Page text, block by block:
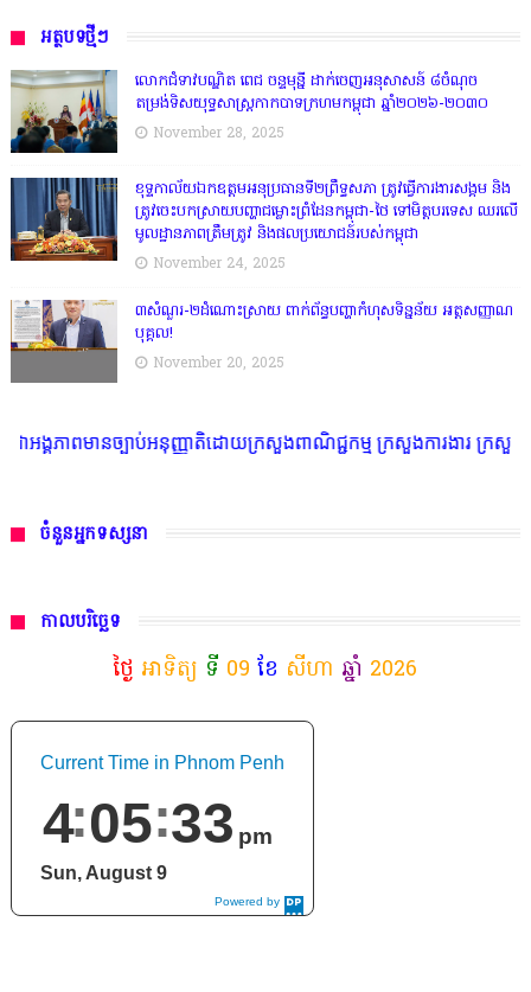
អត្ថបទថ្មីៗ
លោកជំទាវបណ្ឌិត ពេជ ចន្ទមុន្នី ដាក់ចេញអនុសាសន៍ ៨ចំណុច
តម្រង់ទិសយុទ្ធសាស្ត្រកាកបាទក្រហមកម្ពុជា ឆ្នាំ២០២៦-២០៣០
November 28, 2025
ខុទ្ទកាល័យឯកឧត្តមអនុប្រធានទី២ព្រឹទ្ធសភា ត្រូវធ្វើការងារសង្គម និង
ត្រូវចេះបកស្រាយបញ្ហាជម្លោះព្រំដែនកម្ពុជា-ថៃ ទៅមិត្តបរទេស ឈរលើ
មូលដ្ឋានភាពត្រឹមត្រូវ និងផលប្រយោជន៍របស់កម្ពុជា
November 24, 2025
៣សំណួរ-២ដំណោះស្រាយ ពាក់ព័ន្ធបញ្ហាកំហុសទិន្នន័យ អត្តសញ្ញាណ
បុគ្គល!
November 20, 2025
បាប់អនុញ្ញាតិដោយក្រសួងពាណិជ្ជកម្ម ក្រសួងការងារ ក្រសួងព័ត៌មាន * ក្រម
ចំនួនអ្នកទស្សនា
កាលបរិច្ឆេទ
ថ្ងៃ អាទិត្យ ទី 09 ខែ សីហា ឆ្នាំ 2026
Powered by
DaysPedia.c
Current Time in Phnom Penh
4 05 34 pm
Sun, August 9